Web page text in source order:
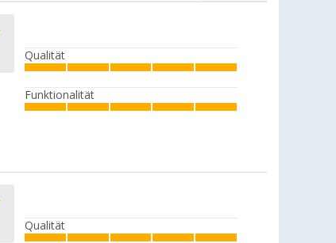
CHF 17,95
3 2er Teller- / Topfhalter
CHF 19,
Qualität
Funktionalität
Qualität